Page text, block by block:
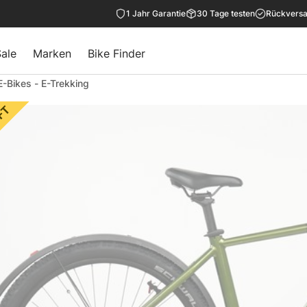
1 Jahr Garantie 30 Tage testen
Marken Bike Finder
Bikes - E-Trekking